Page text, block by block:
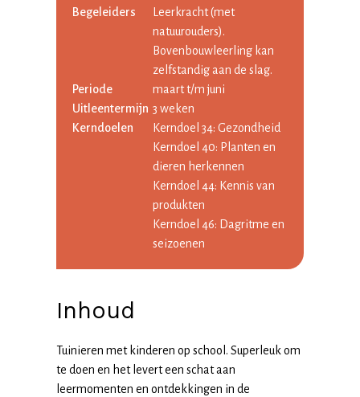
Begeleiders
Leerkracht (met
natuurouders).
Bovenbouwleerling kan
zelfstandig aan de slag.
Periode
maart t/m juni
Uitleentermijn 3 weken
Kerndoelen
Kerndoel 34: Gezondheid
Kerndoel 40: Planten en
dieren herkennen
Kerndoel 44: Kennis van
produkten
Kerndoel 46: Dagritme en
seizoenen
Inhoud
Tuinieren met kinderen op school. Superleuk om
te doen en het levert een schat aan
leermomenten en ontdekkingen in de